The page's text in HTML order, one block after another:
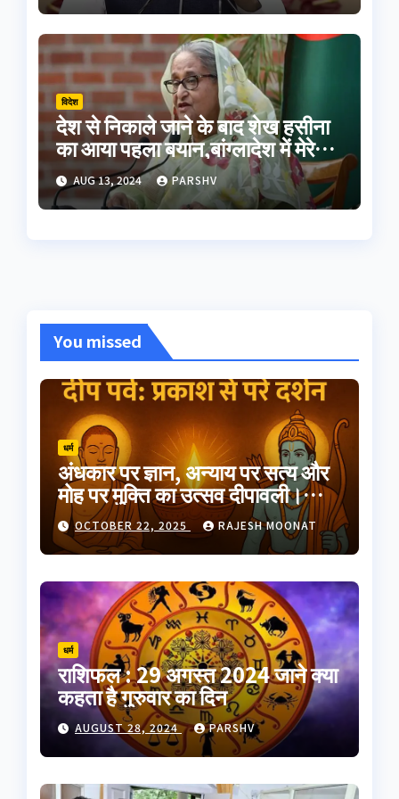
विदेश
देश से निकाले जाने के बाद शेख हसीना
का आया पहला बयान,बांग्लादेश में मेरे
पिता समेत शहीदों का हुआ अपमान
AUG 13, 2024 PARSHV
You missed
धर्म
अंधकार पर ज्ञान, अन्याय पर सत्य और
मोह पर मुक्ति का उत्सव दीपावली।
भारतीय परंपरा का यह त्योहार
आत्मप्रकाश का प्रतीक है
OCTOBER 22, 2025 RAJESH MOONAT
धर्म
राशिफल : 29 अगस्त 2024 जाने क्या
कहता है गुरुवार का दिन
AUGUST 28, 2024 PARSHV